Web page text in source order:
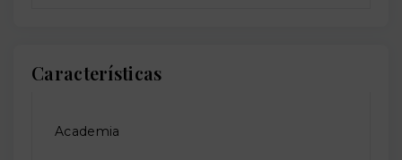
Características
Academia